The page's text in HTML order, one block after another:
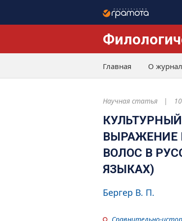
Главная О
Научная статья
ВЫРАЖЕНИЕ
ВОЛОС В
ЯЗЫКАХ)
Бергер В. П.